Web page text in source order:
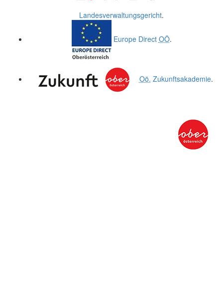
Landesverwaltungsgericht.
Europe Direct OÖ.
Oö. Zukunftsakademie.